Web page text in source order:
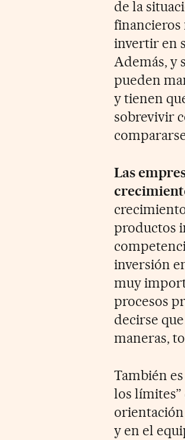
de la
financieros
invertir en
Además, y
pueden
y tienen
sobrevivir
Las
productos
inversión
muy
procesos
decirse
maneras,
También
los límites”
y en el